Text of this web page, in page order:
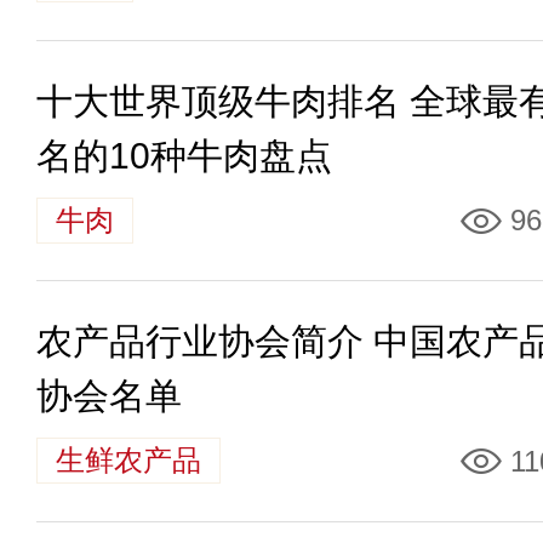
十大世界顶级牛肉排名 全球最
名的10种牛肉盘点
牛肉
农产品行业协会简介 中国农产
协会名单
生鲜农产品